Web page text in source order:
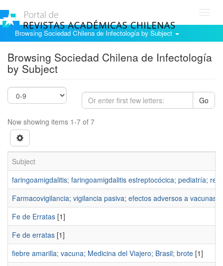
Browsing Sociedad Chilena de Infectología by Subject
Browsing Sociedad Chilena de Infectología
by Subject
Go
Now showing items 1-7 of 7
Subject
faringoamigdalitis; faringoamigdalitis estreptocócica; pediatría;
Farmacovigilancia; vigilancia pasiva; efectos adversos a vacunas
Fe de Erratas [1]
Fe de erratas [1]
fiebre amarilla; vacuna; Medicina del Viajero; Brasil; brote [1]